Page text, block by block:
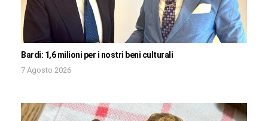
Bardi: 1,6 milioni per i nostri beni culturali
7 Agosto 2026